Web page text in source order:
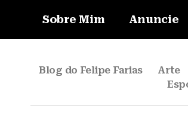
Sobre Mim Anuncie
Blog do Felipe Farias Arte